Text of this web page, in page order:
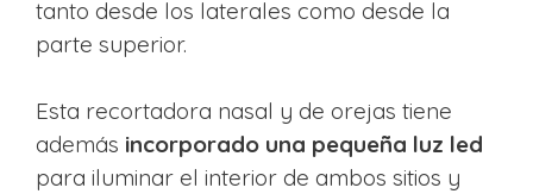
tanto desde los laterales como desde la
parte superior.
Esta recortadora nasal y de orejas tiene
además incorporado una pequeña luz led
para iluminar el interior de ambos sitios y